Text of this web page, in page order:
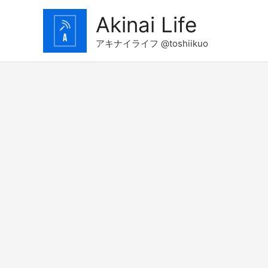
Akinai Life
アキナイライフ @toshiikuo